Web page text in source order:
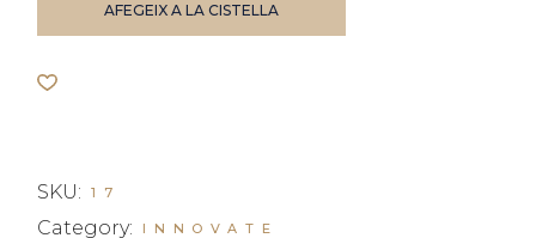
AFEGEIX A LA CISTELLA
SKU: 17
Category: INNOVATE